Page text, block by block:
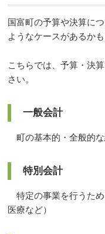
国富町の予算や決算に
ようなケースがあるかも
こちらでは、予算・決
さい。
一般会計
町の基本的・全般的
特別会計
特定の事業を行うため
医療など）